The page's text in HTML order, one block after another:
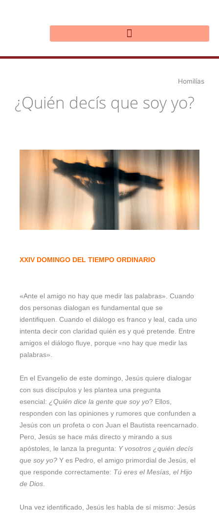
Homilías
¿Quién decís que soy yo?
XXIV DOMINGO DEL TIEMPO ORDINARIO
«Ante el amigo no hay que medir las palabras». Cuando
dos personas dialogan es fundamental que se
identifiquen. Cuando el diálogo es franco y leal, cada uno
intenta decir con claridad quién es y qué pretende. Entre
amigos el diálogo fluye, porque «no hay que medir las
palabras».
En el Evangelio de este domingo, Jesús quiere dialogar
con sus discípulos y les plantea una pregunta
esencial: ¿Quién dice la gente que soy yo? Ellos,
responden con las opiniones y rumores que confunden a
Jesús con un profeta o con Juan el Bautista reencarnado.
Pero, Jesús se hace más directo y mirando a sus
apóstoles, le lanza la pregunta: Y vosotros ¿quién decís
que soy yo? Y es Pedro, el amigo primordial de Jesús, el
que responde correctamente: Tú eres el Mesías, el Hijo
de Dios
Una vez identificado, Jesús les habla de sí mismo: Jesús